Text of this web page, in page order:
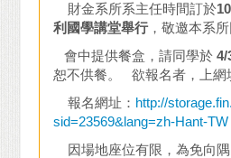
財金系所系主任時間訂於
利國學講堂舉行，敬邀本系所
會中提供餐盒，請同學於 4/
恕不供餐。 欲報名者，上網
報名網址： http://
sid=23569&lang=zh-Hant-TW
因場地座位有限，為免向隅